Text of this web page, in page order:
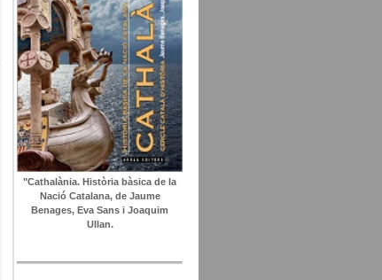
"Cathalània. Història bàsica de la
Nació Catalana, de Jaume
Benages, Eva Sans i Joaquim
Ullan.